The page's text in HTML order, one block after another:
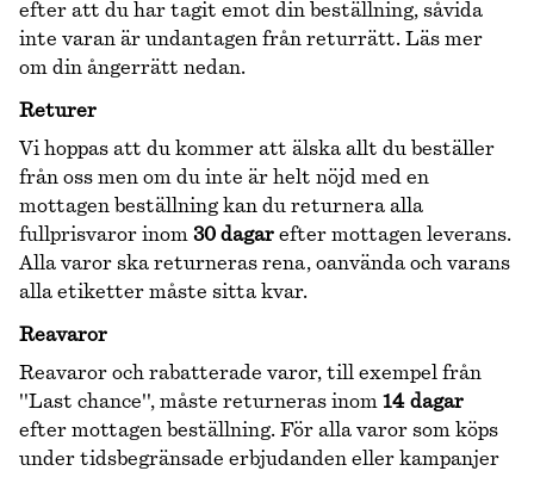
efter att du har tagit emot din beställning, såvida
inte varan är undantagen från returrätt. Läs mer
om din ångerrätt nedan.
Returer
Vi hoppas att du kommer att älska allt du beställer
från oss men om du inte är helt nöjd med en
mottagen beställning kan du returnera alla
fullprisvaror inom 30 dagar efter mottagen leverans.
Alla varor ska returneras rena, oanvända och varans
alla etiketter måste sitta kvar.
Reavaror
Reavaror och rabatterade varor, till exempel från
''Last chance'', måste returneras inom 14 dagar
efter mottagen beställning. För alla varor som köps
under tidsbegränsade erbjudanden eller kampanjer